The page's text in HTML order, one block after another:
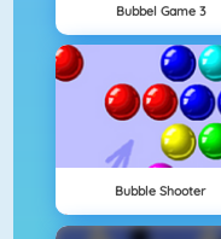
Bubbel Game 3
Bubble Shooter